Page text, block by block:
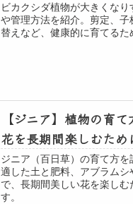
ビカクシダ植物が大きくな
や管理方法を紹介。剪定、子
替えなど、健康的に育てるた
【ジニア】植物の育
花を長期間楽しむため
ジニア（百日草）の育て方を
適した土と肥料、アブラムシ
で、長期間美しい花を楽し
す。